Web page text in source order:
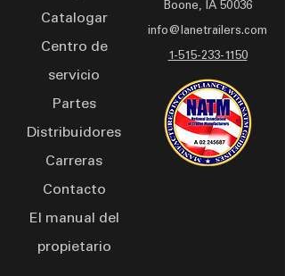
Catalogar
Centro de
servicio
Partes
Distribuidores
Carreras
Contacto
El manual del
propietario
Boone, IA 50036
info@lanetrailers.com
1-515-233-1150